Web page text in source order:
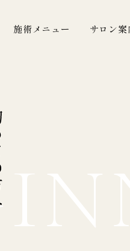
施術メニュー サロン案